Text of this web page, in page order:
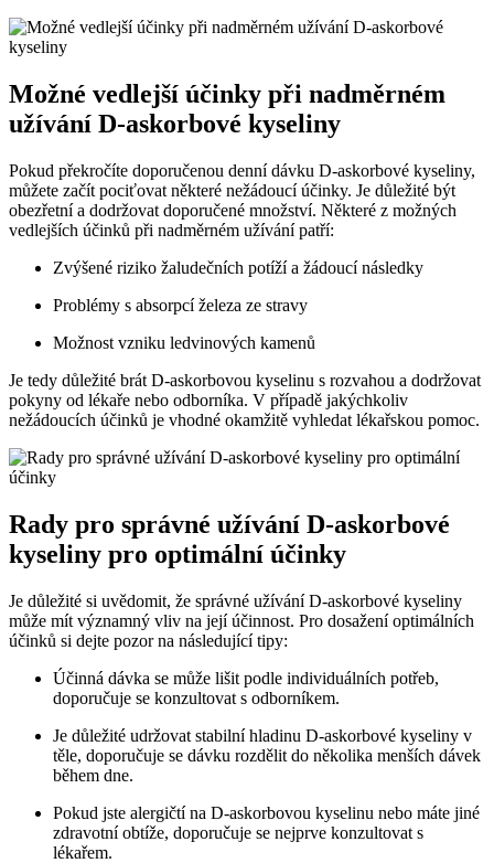
Možné vedlejší účinky při nadměrném
užívání D-askorbové kyseliny
Pokud překročíte doporučenou denní dávku D-askorbové kyseliny,
můžete začít pociťovat některé nežádoucí účinky. Je důležité být
obezřetní a dodržovat doporučené množství. Některé z možných
vedlejších účinků při nadměrném užívání patří:
Zvýšené riziko žaludečních potíží a žádoucí následky
Problémy s absorpcí železa ze stravy
Možnost vzniku ledvinových kamenů
Je tedy důležité brát D-askorbovou kyselinu s rozvahou a dodržovat
pokyny od lékaře nebo odborníka. V případě jakýchkoliv
nežádoucích účinků je vhodné okamžitě vyhledat lékařskou pomoc.
Rady pro správné užívání D-askorbové
kyseliny pro optimální účinky
Je důležité si uvědomit, že správné užívání D-askorbové kyseliny
může mít významný vliv na její účinnost. Pro dosažení optimálních
účinků si dejte pozor na následující tipy:
Účinná dávka se může lišit podle individuálních potřeb,
doporučuje se konzultovat s odborníkem.
Je důležité udržovat stabilní hladinu D-askorbové kyseliny v
těle, doporučuje se dávku rozdělit do několika menších dávek
během dne.
Pokud jste alergičtí na D-askorbovou kyselinu nebo máte jiné
zdravotní obtíže, doporučuje se nejprve konzultovat s
lékařem.